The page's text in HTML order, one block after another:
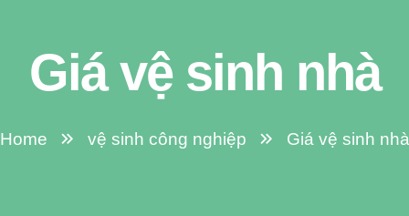
Giá vệ sinh nhà
Home vệ sinh công nghiệp Giá vệ sinh nhà